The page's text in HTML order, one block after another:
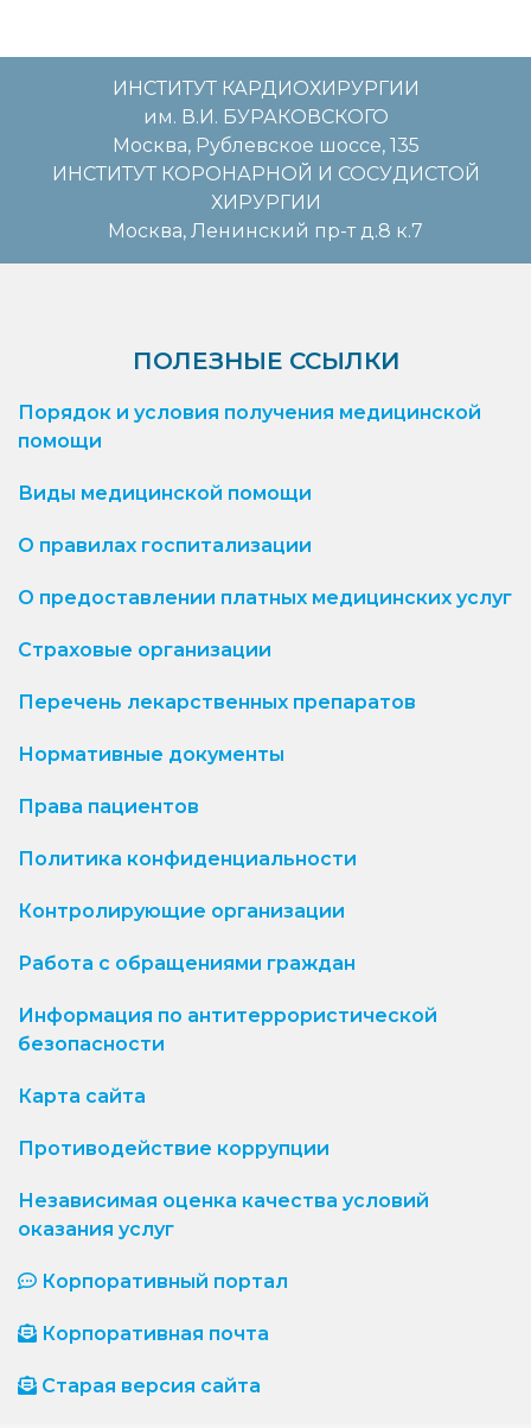
ИНСТИТУТ КАРДИОХИРУРГИИ
им. В.И. БУРАКОВСКОГО
Москва, Рублевское шоссе, 135
ИНСТИТУТ КОРОНАРНОЙ И СОСУДИСТОЙ
ХИРУРГИИ
Москва, Ленинский пр-т д.8 к.7
ПОЛЕЗНЫЕ ССЫЛКИ
Порядок и условия получения медицинской
помощи
Виды медицинской помощи
О правилах госпитализации
О предоставлении платных медицинских услуг
Страховые организации
Перечень лекарственных препаратов
Нормативные документы
Права пациентов
Политика конфиденциальности
Контролирующие организации
Работа с обращениями граждан
Информация по антитеррористической
безопасности
Карта сайта
Противодействие коррупции
Независимая оценка качества условий
оказания услуг
Корпоративный портал
Корпоративная почта
Старая версия сайта